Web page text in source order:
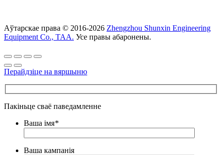
Аўтарскае права © 2016-2026 Zhengzhou Shunxin Engineering
Equipment Co., ТАА. Усе правы абаронены.
Перайдзіце на вяршыню
Пакіньце сваё паведамленне
Ваша імя*
Ваша кампанія